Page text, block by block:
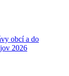
obcí a do
2026